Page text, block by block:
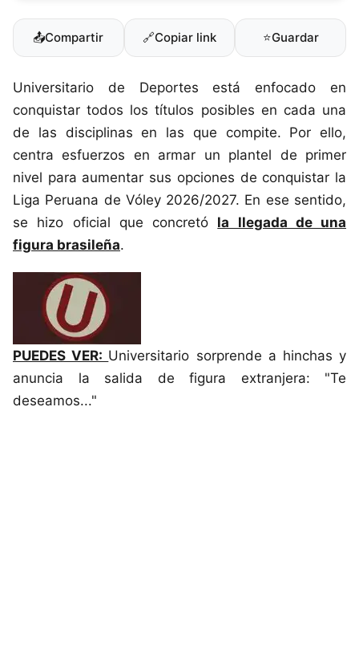
📤Compartir 🔗Copiar link ⭐Guardar
Universitario de Deportes está enfocado en
conquistar todos los títulos posibles en cada una
de las disciplinas en las que compite. Por ello,
centra esfuerzos en armar un plantel de primer
nivel para aumentar sus opciones de conquistar la
Liga Peruana de Vóley 2026/2027. En ese sentido,
se hizo oficial que concretó la llegada de una
figura brasileña.
PUEDES VER: Universitario sorprende a hinchas y
anuncia la salida de figura extranjera: "Te
deseamos..."